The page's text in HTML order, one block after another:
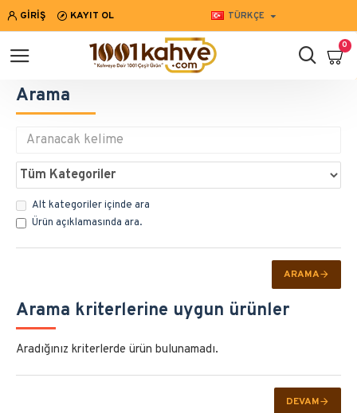
GIRIŞ KAYIT OL TÜRKÇE
0
Arama
Alt kategoriler içinde ara
Ürün açıklamasında ara.
ARAMA
Arama kriterlerine uygun ürünler
Aradığınız kriterlerde ürün bulunamadı.
DEVAM